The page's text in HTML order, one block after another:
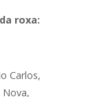
roxa:
Carlos,
Nova,